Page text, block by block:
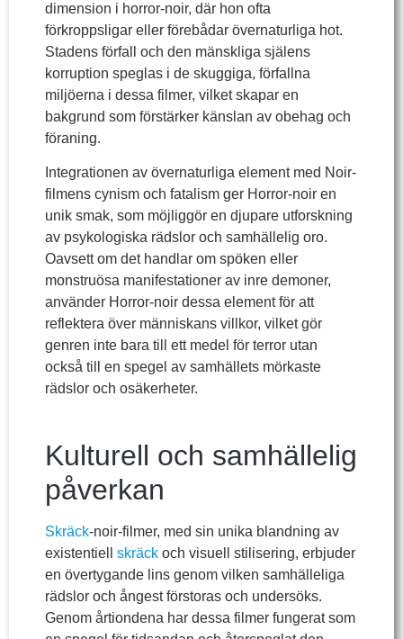
dimension i horror-noir, där hon ofta
förkroppsligar eller förebådar övernaturliga hot.
Stadens förfall och den mänskliga själens
korruption speglas i de skuggiga, förfallna
miljöerna i dessa filmer, vilket skapar en
bakgrund som förstärker känslan av obehag och
föraning.
Integrationen av övernaturliga element med Noir-
filmens cynism och fatalism ger Horror-noir en
unik smak, som möjliggör en djupare utforskning
av psykologiska rädslor och samhällelig oro.
Oavsett om det handlar om spöken eller
monstruösa manifestationer av inre demoner,
använder Horror-noir dessa element för att
reflektera över människans villkor, vilket gör
genren inte bara till ett medel för terror utan
också till en spegel av samhällets mörkaste
rädslor och osäkerheter.
Kulturell och samhällelig
påverkan
Skräck-noir-filmer, med sin unika blandning av
existentiell skräck och visuell stilisering, erbjuder
en övertygande lins genom vilken samhälleliga
rädslor och ångest förstoras och undersöks.
Genom årtiondena har dessa filmer fungerat som